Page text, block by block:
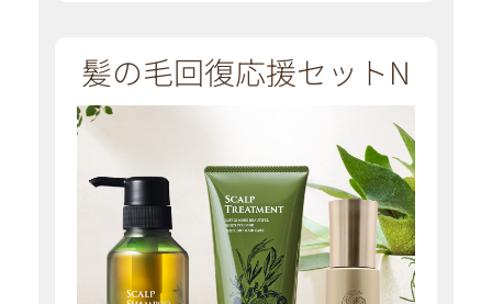
髪の毛回復応援セットN